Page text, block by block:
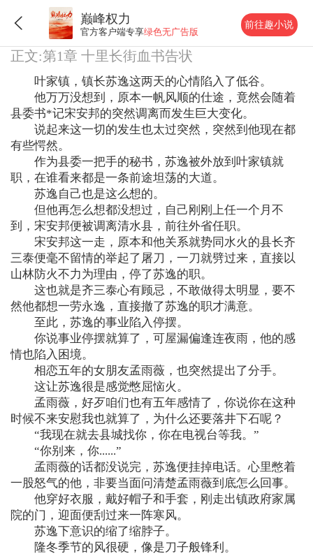
巅峰权力
官方客户端专享绿色无广告版
前往趣小说
正文:第1章 十里长街血书告状
叶家镇，镇长苏逸这两天的心情陷入了低谷。
他万万没想到，原本一帆风顺的仕途，竟然会随着
县委书*记宋安邦的突然调离而发生巨大变化。
说起来这一切的发生也太过突然，突然到他现在都
有些愕然。
作为县委一把手的秘书，苏逸被外放到叶家镇就
职，在谁看来都是一条前途坦荡的大道。
苏逸自己也是这么想的。
但他再怎么想都没想过，自己刚刚上任一个月不
到，宋安邦便被调离清水县，前往外省任职。
宋安邦这一走，原本和他关系就势同水火的县长齐
三泰便毫不留情的举起了屠刀，一刀就劈过来，直接以
山林防火不力为理由，停了苏逸的职。
这也就是齐三泰心有顾忌，不敢做得太明显，要不
然他都想一劳永逸，直接撤了苏逸的职才满意。
至此，苏逸的事业陷入停摆。
你说事业停摆就算了，可屋漏偏逢连夜雨，他的感
情也陷入困境。
相恋五年的女朋友孟雨薇，也突然提出了分手。
这让苏逸很是感觉憋屈恼火。
孟雨薇，好歹咱们也有五年感情了，你说你在这种
时候不来安慰我也就算了，为什么还要落井下石呢？
“我现在就去县城找你，你在电视台等我。”
“你别来，你......”
孟雨薇的话都没说完，苏逸便挂掉电话。心里憋着
一股怒气的他，非要当面问清楚孟雨薇到底怎么回事。
他穿好衣服，戴好帽子和手套，刚走出镇政府家属
院的门，迎面便刮过来一阵寒风。
苏逸下意识的缩了缩脖子。
隆冬季节的风很硬，像是刀子般锋利。